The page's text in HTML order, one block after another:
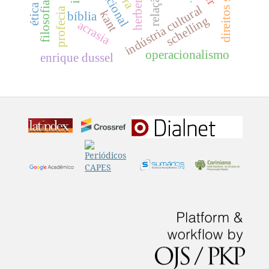
kant
bíblia
profecia relação
acrasia indústria cultural
operacionalismo
enrique dussel
schelling